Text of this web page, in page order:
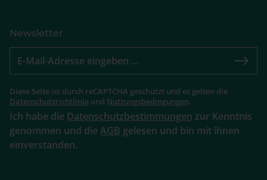
Newsletter
Diese Seite ist durch reCAPTCHA geschützt und es gelten die
Datenschutzrichtlinie und Nutzungsbedingungen.
Ich habe die Datenschutzbestimmungen zur Kenntnis
genommen und die AGB gelesen und bin mit ihnen
einverstanden.